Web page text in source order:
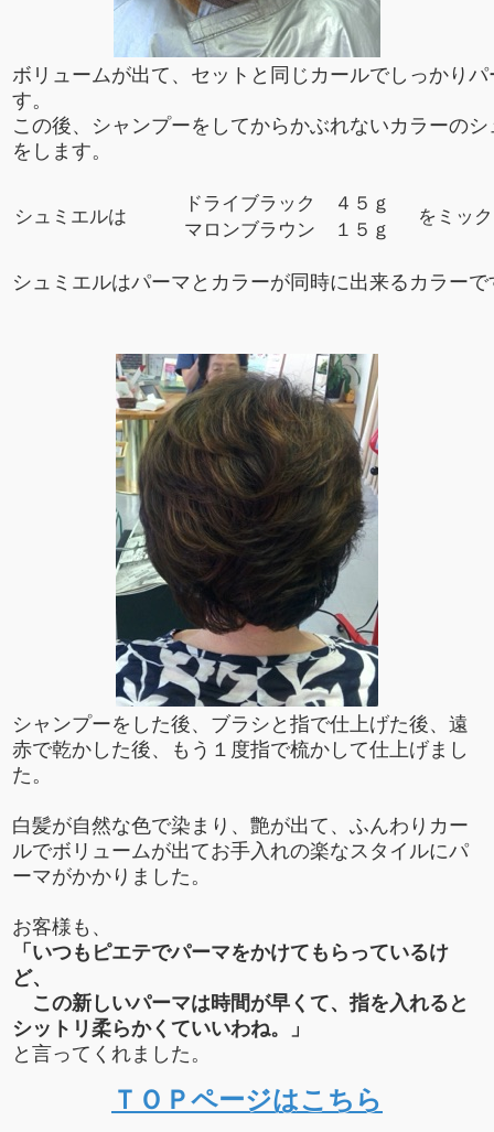
ボリュームが出て、セットと同じカールでしっかり
す。
この後、シャンプーをしてからかぶれないカラーの
をします。
シュミエルは
ドライブラック ４５ｇ
をミッ
マロンブラウン １５ｇ
シュミエルはパーマとカラーが同時に出来るカラーで
シャンプーをした後、ブラシと指で仕上げた後、遠
赤で乾かした後、もう１度指で梳かして仕上げまし
た。
白髪が自然な色で染まり、艶が出て、ふんわりカー
ルでボリュームが出てお手入れの楽なスタイルにパ
ーマがかかりました。
お客様も、
「いつもピエテでパーマをかけてもらっているけ
ど、
この新しいパーマは時間が早くて、指を入れると
シットリ柔らかくていいわね。」
と言ってくれました。
ＴＯＰページはこちら